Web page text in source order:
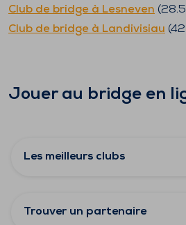
Club de bridge à Lesneven (28.5
Club de bridge à Landivisiau (
Jouer au bridge en
Les meilleurs clubs
Trouver un partenaire